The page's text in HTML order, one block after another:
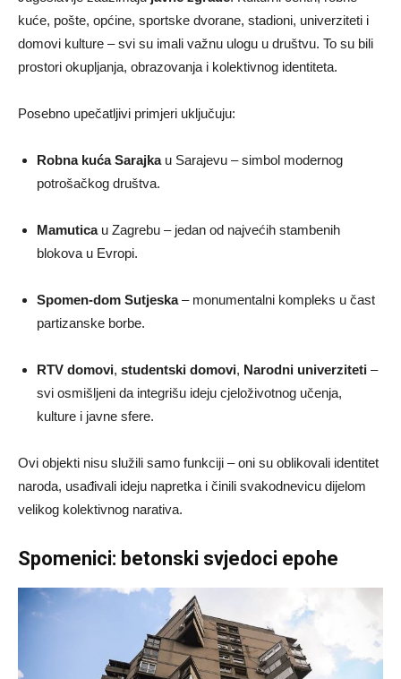
kuće, pošte, općine, sportske dvorane, stadioni, univerziteti i
domovi kulture – svi su imali važnu ulogu u društvu. To su bili
prostori okupljanja, obrazovanja i kolektivnog identiteta.
Posebno upečatljivi primjeri uključuju:
Robna kuća Sarajkau Sarajevu – simbol modernog
potrošačkog društva.
Mamuticau Zagrebu – jedan od najvećih stambenih
blokova u Evropi.
Spomen-dom Sutjeska– monumentalni kompleks u čast
partizanske borbe.
RTV domovi, studentski domovi, Narodni univerziteti –
svi osmišljeni da integrišu ideju cjeloživotnog učenja,
kulture i javne sfere.
Ovi objekti nisu služili samo funkciji – oni su oblikovali identitet
naroda, usađivali ideju napretka i činili svakodnevicu dijelom
velikog kolektivnog narativa.
Spomenici: betonski svjedoci epohe